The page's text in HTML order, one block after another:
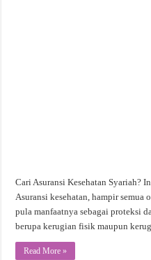
Cari Asuransi Kesehatan Syariah?
Asuransi kesehatan, hampir
pula manfaatnya sebagai proteksi
berupa kerugian fisik maupun
Read More »